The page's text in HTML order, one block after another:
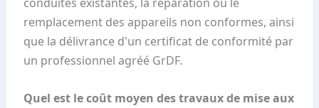
remplacement des appareils non conformes, ainsi
que la délivrance d'un certificat de conformité par
un professionnel agréé GrDF.
Quel est le coût moyen des travaux de mise aux